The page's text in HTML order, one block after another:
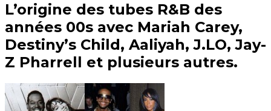
L’origine des tubes R&B des
années 00s avec Mariah Carey,
Destiny’s Child, Aaliyah, J.LO, Jay-
Z Pharrell et plusieurs autres.